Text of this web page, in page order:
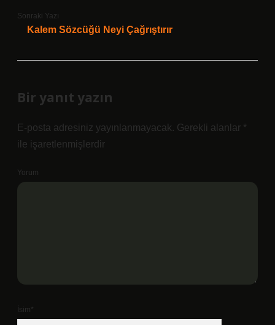
Sonraki Yazı
Kalem Sözcüğü Neyi Çağrıştırır
Bir yanıt yazın
E-posta adresiniz yayınlanmayacak. Gerekli alanlar *
ile işaretlenmişlerdir
Yorum
İsim*